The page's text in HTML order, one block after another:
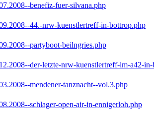
benefiz-fuer-silvana.php
44.-nrw-kuenstlertreff-in-bottrop.php
partyboot-beilngries.php
der-letzte-nrw-kuenstlertreff-im-a42-
mendener-tanznacht--vol.3.php
schlager-open-air-in-ennigerloh.php